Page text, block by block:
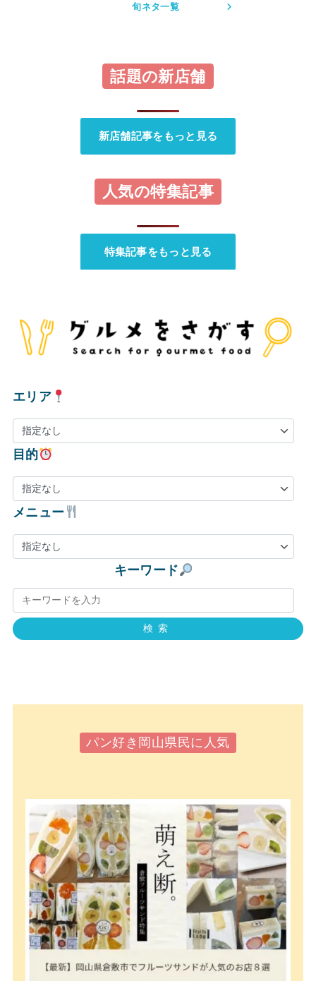
旬ネタ一覧
話題の新店舗
新店舗記事をもっと見る
人気の特集記事
特集記事をもっと見る
エリア
目的
メニュー
キーワード
検索
パン好き岡山県民に人気